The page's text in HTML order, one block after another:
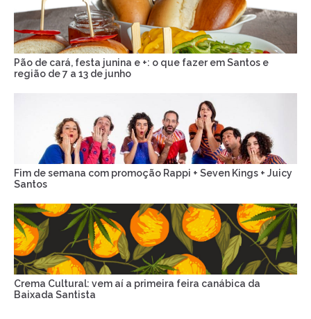
Pão de cará, festa junina e +: o que fazer em Santos e
região de 7 a 13 de junho
Fim de semana com promoção Rappi + Seven Kings + Juicy
Santos
Crema Cultural: vem aí a primeira feira canábica da
Baixada Santista